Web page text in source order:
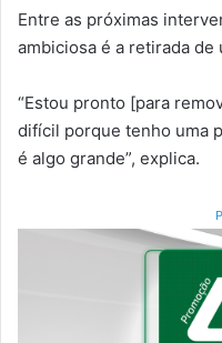
Entre as próximas
ambiciosa é a retirada de
“Estou pronto [para
difícil porque tenho uma
é algo grande”, explica.